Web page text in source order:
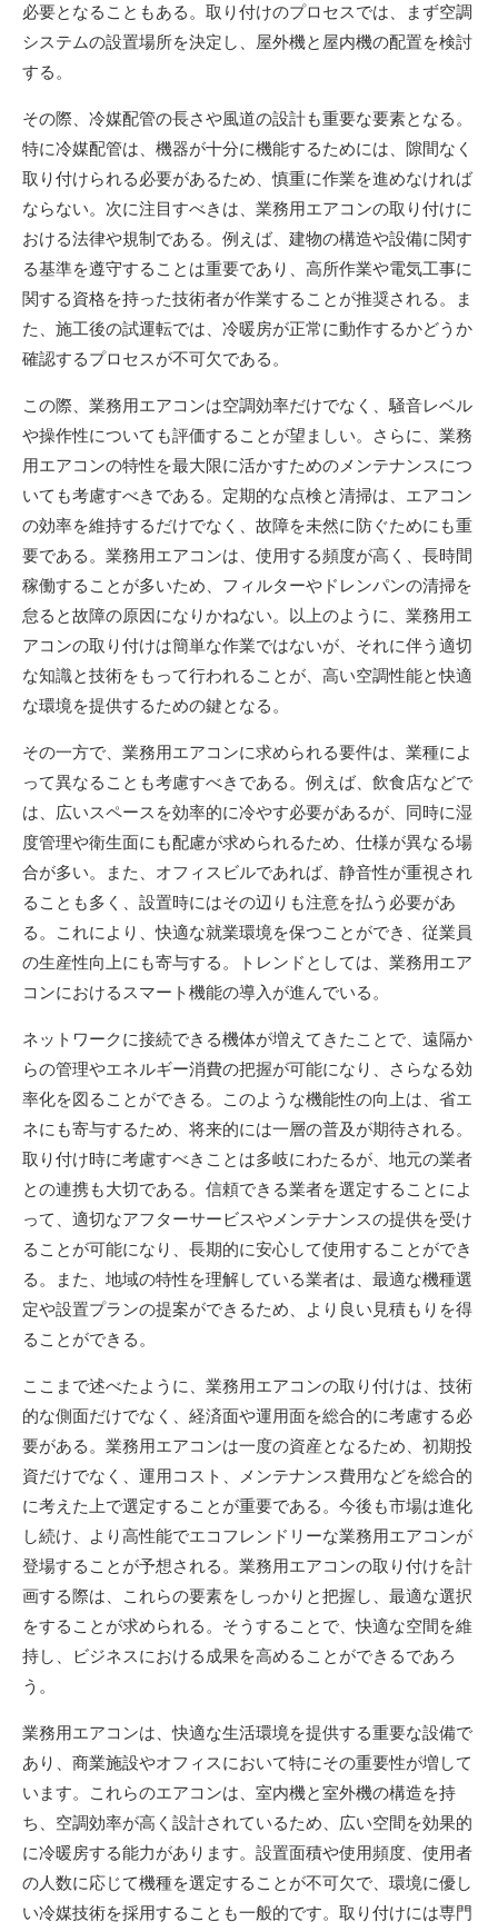
必要となることもある。取り付けのプロセスでは、まず空調
システムの設置場所を決定し、屋外機と屋内機の配置を検討
する。
その際、冷媒配管の長さや風道の設計も重要な要素となる。
特に冷媒配管は、機器が十分に機能するためには、隙間なく
取り付けられる必要があるため、慎重に作業を進めなければ
ならない。次に注目すべきは、業務用エアコンの取り付けに
おける法律や規制である。例えば、建物の構造や設備に関す
る基準を遵守することは重要であり、高所作業や電気工事に
関する資格を持った技術者が作業することが推奨される。ま
た、施工後の試運転では、冷暖房が正常に動作するかどうか
確認するプロセスが不可欠である。
この際、業務用エアコンは空調効率だけでなく、騒音レベル
や操作性についても評価することが望ましい。さらに、業務
用エアコンの特性を最大限に活かすためのメンテナンスにつ
いても考慮すべきである。定期的な点検と清掃は、エアコン
の効率を維持するだけでなく、故障を未然に防ぐためにも重
要である。業務用エアコンは、使用する頻度が高く、長時間
稼働することが多いため、フィルターやドレンパンの清掃を
怠ると故障の原因になりかねない。以上のように、業務用エ
アコンの取り付けは簡単な作業ではないが、それに伴う適切
な知識と技術をもって行われることが、高い空調性能と快適
な環境を提供するための鍵となる。
その一方で、業務用エアコンに求められる要件は、業種によ
って異なることも考慮すべきである。例えば、飲食店などで
は、広いスペースを効率的に冷やす必要があるが、同時に湿
度管理や衛生面にも配慮が求められるため、仕様が異なる場
合が多い。また、オフィスビルであれば、静音性が重視され
ることも多く、設置時にはその辺りも注意を払う必要があ
る。これにより、快適な就業環境を保つことができ、従業員
の生産性向上にも寄与する。トレンドとしては、業務用エア
コンにおけるスマート機能の導入が進んでいる。
ネットワークに接続できる機体が増えてきたことで、遠隔か
らの管理やエネルギー消費の把握が可能になり、さらなる効
率化を図ることができる。このような機能性の向上は、省エ
ネにも寄与するため、将来的には一層の普及が期待される。
取り付け時に考慮すべきことは多岐にわたるが、地元の業者
との連携も大切である。信頼できる業者を選定することによ
って、適切なアフターサービスやメンテナンスの提供を受け
ることが可能になり、長期的に安心して使用することができ
る。また、地域の特性を理解している業者は、最適な機種選
定や設置プランの提案ができるため、より良い見積もりを得
ることができる。
ここまで述べたように、業務用エアコンの取り付けは、技術
的な側面だけでなく、経済面や運用面を総合的に考慮する必
要がある。業務用エアコンは一度の資産となるため、初期投
資だけでなく、運用コスト、メンテナンス費用などを総合的
に考えた上で選定することが重要である。今後も市場は進化
し続け、より高性能でエコフレンドリーな業務用エアコンが
登場することが予想される。業務用エアコンの取り付けを計
画する際は、これらの要素をしっかりと把握し、最適な選択
をすることが求められる。そうすることで、快適な空間を維
持し、ビジネスにおける成果を高めることができるであろ
う。
業務用エアコンは、快適な生活環境を提供する重要な設備で
あり、商業施設やオフィスにおいて特にその重要性が増して
います。これらのエアコンは、室内機と室外機の構造を持
ち、空調効率が高く設計されているため、広い空間を効果的
に冷暖房する能力があります。設置面積や使用頻度、使用者
の人数に応じて機種を選定することが不可欠で、環境に優し
い冷媒技術を採用することも一般的です。取り付けには専門